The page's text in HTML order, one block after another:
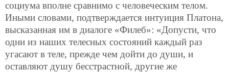
социума вполне сравнимо с человеческим телом.
Иными словами, подтверждается интуиция Платона,
высказанная им в диалоге «Филеб»: «Допусти, что
одни из наших телесных состояний каждый раз
угасают в теле, прежде чем дойти до души, и
оставляют душу бесстрастной, другие же